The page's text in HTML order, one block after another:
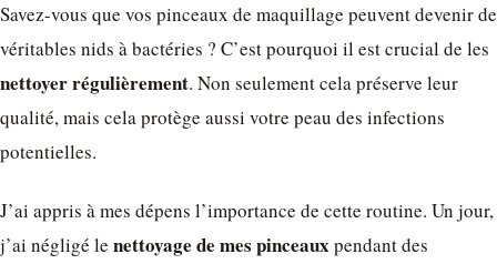
Savez-vous que vos pinceaux de maquillage peuvent devenir de
véritables nids à bactéries ? C’est pourquoi il est crucial de les
nettoyer régulièrement. Non seulement cela préserve leur
qualité, mais cela protège aussi votre peau des infections
potentielles.
J’ai appris à mes dépens l’importance de cette routine. Un jour,
j’ai négligé le nettoyage de mes pinceauxpendant des